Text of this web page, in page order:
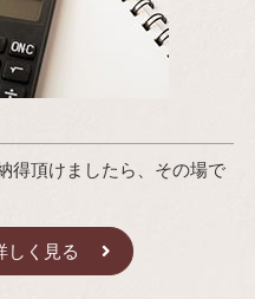
得頂けましたら、その場で
しく見る